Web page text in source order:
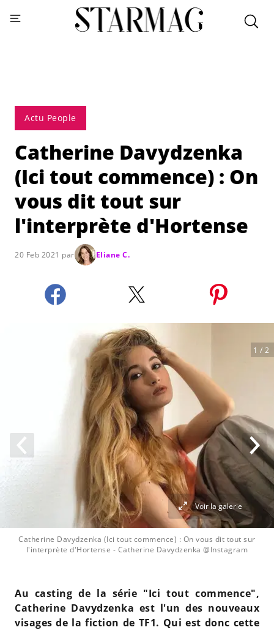
Actu People
Catherine Davydzenka
(Ici tout commence) : On
vous dit tout sur
l'interprète d'Hortense
20 Feb 2021 par Eliane C.
Catherine Davydzenka (Ici tout commence) : On vous dit tout sur
l'interprète d'Hortense - Catherine Davydzenka @Instagram
1 / 2
Voir la galerie
Au casting de la série "Ici tout commence",
Catherine Davydzenka est l'un des nouveaux
visages de la fiction de TF1. Qui est donc cette